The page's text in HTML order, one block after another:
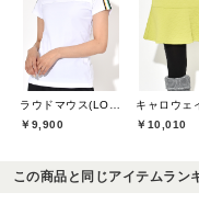
ラウドマウス(LOUDMOUTH)
￥9,900
￥10,010
この商品と同じアイテムラン